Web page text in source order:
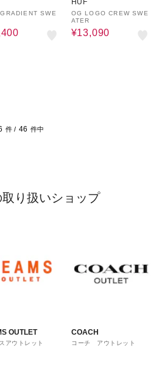
SWE
HUF
OG LOGO CREW SWE
ATER
¥13,090
件 / 46 件中
り扱いショップ
OUTLET
アウトレット
COACH
コーチ アウトレット